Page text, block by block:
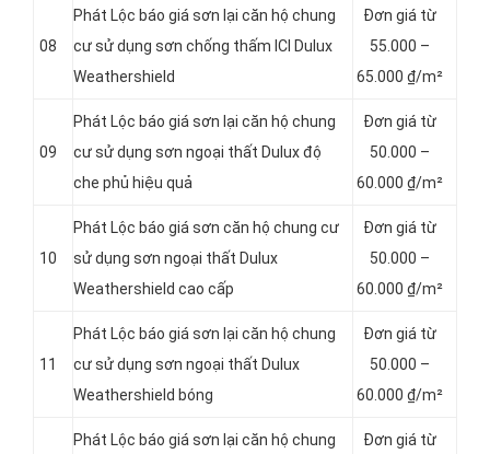
08
Phát Lộc báo giá sơn lại căn hộ chung
cư sử dụng sơn chống thấm ICI Dulux
Weathershield
Đơn giá từ
55.000 –
65.000 ₫/m²
09
Phát Lộc báo giá sơn lại căn hộ chung
cư sử dụng sơn ngoại thất Dulux độ
che phủ hiệu quả
Đơn giá từ
50.000 –
60.000 ₫/m²
10
Phát Lộc báo giá sơn căn hộ chung cư
sử dụng sơn ngoại thất Dulux
Weathershield cao cấp
Đơn giá từ
50.000 –
60.000 ₫/m²
11
Phát Lộc báo giá sơn lại căn hộ chung
cư sử dụng sơn ngoại thất Dulux
Weathershield bóng
Đơn giá từ
50.000 –
60.000 ₫/m²
Phát Lộc báo giá sơn lại căn hộ chung
Đơn giá từ